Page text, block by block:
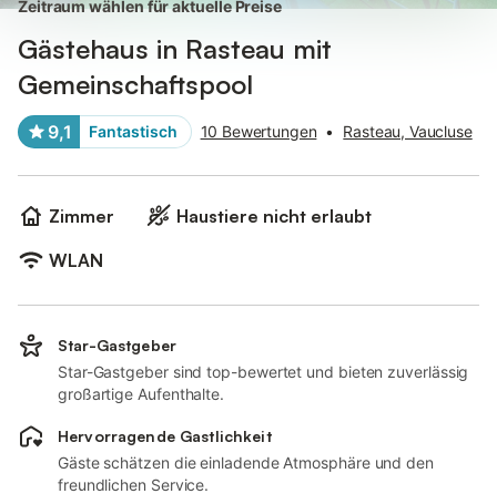
Zeitraum wählen für aktuelle Preise
Gästehaus in Rasteau mit
Gemeinschaftspool
9,1 Fantastisch 10 Bewertungen • Rasteau, Vaucluse
Zimmer
Haustiere nicht erlaubt
WLAN
Star-Gastgeber
Star-Gastgeber sind top-bewertet und bieten zuverlässig
großartige Aufenthalte.
Hervorragende Gastlichkeit
Gäste schätzen die einladende Atmosphäre und den
freundlichen Service.